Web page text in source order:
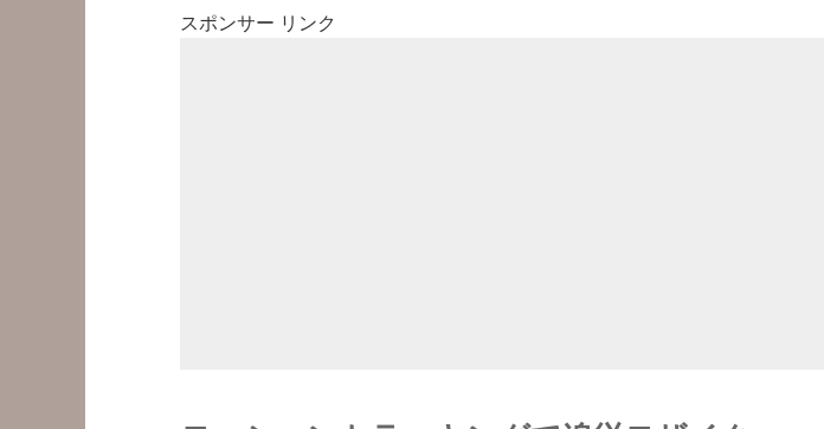
スポンサー リンク